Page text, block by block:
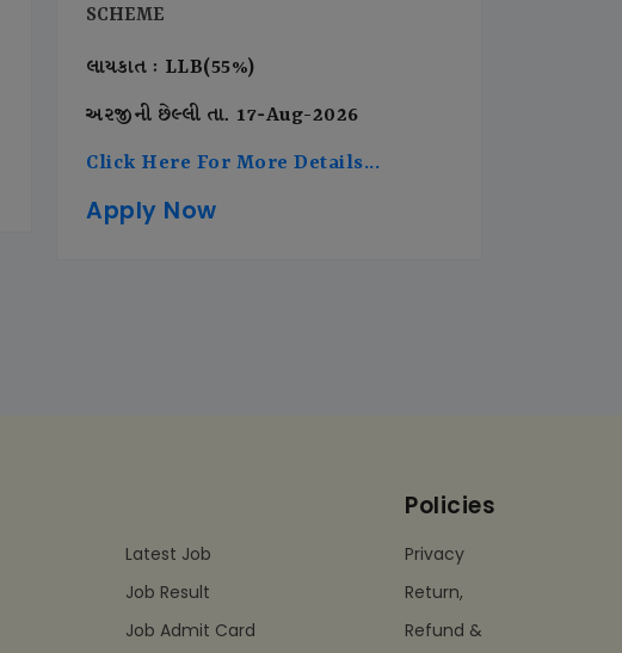
SCHEME
લાયકાત : LLB(55%)
અરજીની છેલ્લી તા. 17-Aug-2026
Click Here For More Details...
Apply Now
Latest Job
Job Result
Job Admit Card
Policies
Privacy
Return,
Refund &